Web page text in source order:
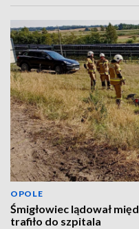
OPOLE
Śmigłowiec lądował
trafiło do szpitala